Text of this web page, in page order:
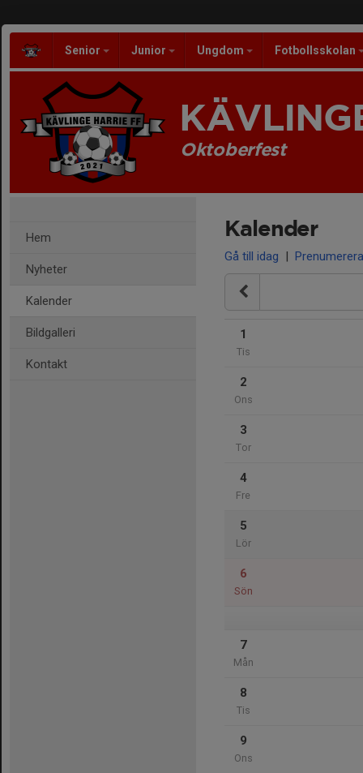
Senior Junior Ungdom Fotbollsskolan
Oktoberfest
Hem
Nyheter
Kalender
Bildgalleri
Kontakt
Kalender
Gå till idag | Prenumerera
1
Tis
2
Ons
3
Tor
4
Fre
5
Lör
6
Sön
7
Mån
8
Tis
9
Ons